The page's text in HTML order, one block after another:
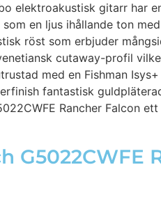
elektroakustisk gitarr
en ljus ihållande ton
röst som erbjuder
cutaway-profil
med en Fishman
fantastisk
Rancher Falcon